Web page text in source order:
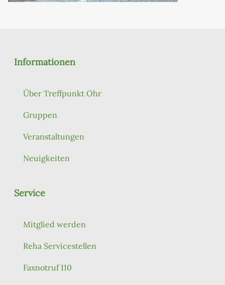
Informationen
Über Treffpunkt Ohr
Gruppen
Veranstaltungen
Neuigkeiten
Service
Mitglied werden
Reha Servicestellen
Faxnotruf 110